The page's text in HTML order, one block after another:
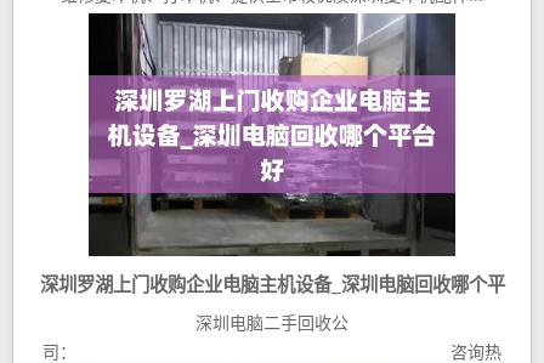
深圳罗湖上门收购企业电脑主机设备_深圳电脑回收哪个平
台好
深圳电脑二手回收公
司： 咨询热